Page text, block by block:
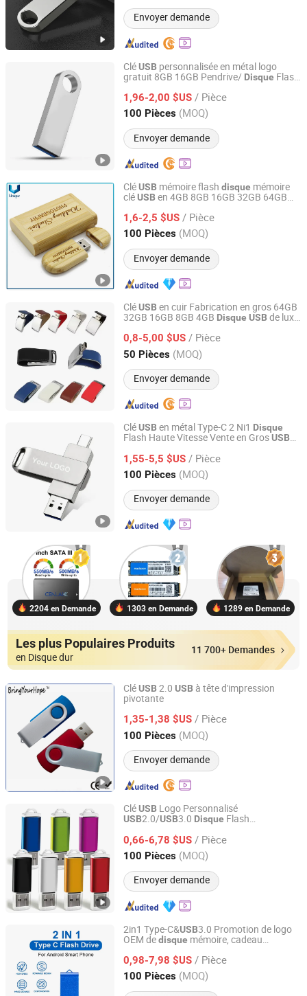
Envoyer demande
CléUSB personnalisée en métal logo
gratuit 8GB 16GB Pendrive/ Disque Flash
1,96-2,00 $US / Pièce
100 Pièces (MOQ)
Envoyer demande
ULIKE DESIGN CO., LIMITED
Guangdong, China Depuis 2016
CléUSB mémoire flash disque mémoire
cléUSBen 4GB 8GB 16GB 32GB 64GB
1,6-2,5 $US / Pièce
100 Pièces (MOQ)
Envoyer demande
Dongguan Unique Pins & Gifts Co., Ltd.
Guangdong, China Depuis 2019
CléUSBen cuir Fabrication en gros 64GB
32GB 16GB 8GB 4GB Disque USBde luxe
0,8-5,00 $US / Pièce
50 Pièces (MOQ)
Envoyer demande
Width-Tech Electronic Co, Ltd
Guangdong, China Depuis 2025
CléUSBen métal Type-C 2 Ni1 Disque
Flash Haute Vitesse Vente en GrosUSB
d'Entreprises Cadeaux Personnalisés
Stockage de Fichiers
1,55-5,5 $US / Pièce
100 Pièces (MOQ)
Envoyer demande
Shenzhen Madazon Technology Co., Ltd.
Guangdong, China Depuis 2025
2204 en Demande 1303 en Demande 1289 en Demande
Les plus Populaires Produits
en Disque dur
11 700+ Demandes
CléUSB2.0 USB à tête d'impression
pivotante
1,35-1,38 $US / Pièce
100 Pièces (MOQ)
Envoyer demande
Shenzhen BringYourHope Electronics Co., Ltd.
Guangdong, China Depuis 2017
CléUSB Logo Personnalisé
USB2.0/USB3.0 Disque Flash
0,66-6,78 $US / Pièce
100 Pièces (MOQ)
Envoyer demande
Shenzhen Yuchengloong Technology Co., Ltd.
Guangdong, China Depuis 2024
2in1 Type-C&USB3.0 Promotion de logo
OEM dedisque mémoire, cadeau
0,98-7,98 $US / Pièce
100 Pièces (MOQ)
Shenzhen Yuchengloong Technology Co., Ltd.
Guangdong, China Depuis 2024